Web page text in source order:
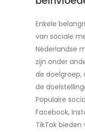
Enkele
van sociale
Nederlandse
zijn onder
de
de
Populaire
Facebook,
TikTok